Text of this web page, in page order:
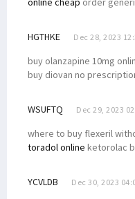
HGTHKE Dec 28, 2023
buy olanzapine 10mg
buy diovan no
WSUFTQ Dec 29, 2023
where to buy flexeril
toradol online ketorolac
YCVLDB Dec 30, 2023